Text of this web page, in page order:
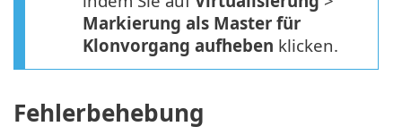
Markierung als Master für
Klonvorgang aufheben klicken.
Fehlerbehebung